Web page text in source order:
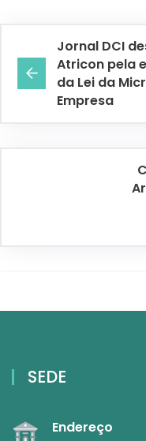
Jornal DCI
Atricon pela
da Lei da
Empresa
SEDE
Endereço